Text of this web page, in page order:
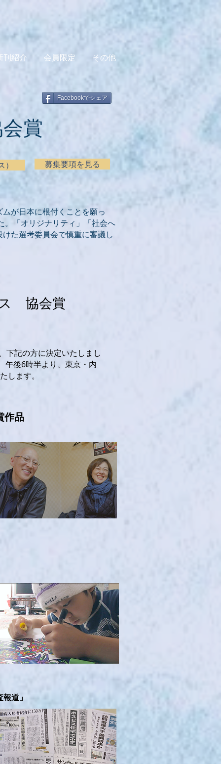
刊紹介 会員限定 その他
Facebookでシェア
賞
募集要項を見る
が日本に根付くことを願っ
。「オリジナリティ」「社会へ
た選考委員会で慎重に審議し
協会賞
下記の方に決定いたしまし
午後6時半より、東京・内
します。
作品
道」